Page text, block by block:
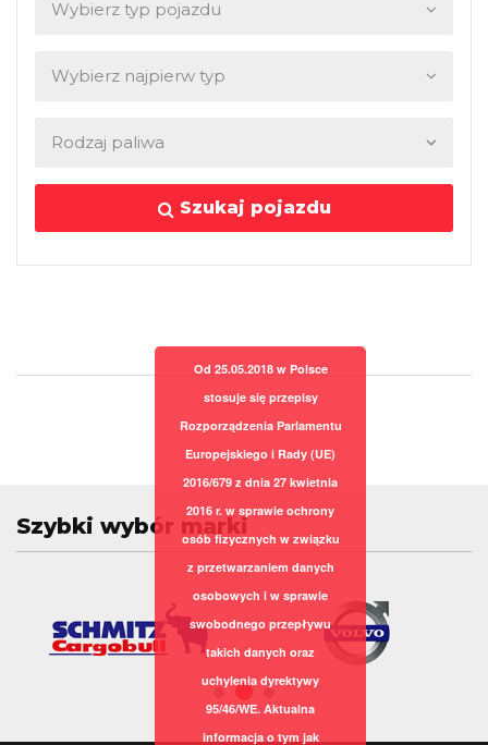
Szukaj pojazdu
Szybki wybór marki
Od 25.05.2018 w Polsce
stosuje się przepisy
Rozporządzenia Parlamentu
Europejskiego i Rady (UE)
2016/679 z dnia 27 kwietnia
2016 r. w sprawie ochrony
osób fizycznych w związku
z przetwarzaniem danych
osobowych i w sprawie
swobodnego przepływu
takich danych oraz
uchylenia dyrektywy
95/46/WE. Aktualna
informacja o tym jak